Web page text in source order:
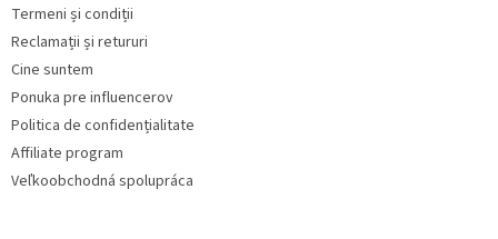
Termeni și condiții
Reclamații și retururi
Cine suntem
Ponuka pre influencerov
Politica de confidențialitate
Affiliate program
Veľkoobchodná spolupráca